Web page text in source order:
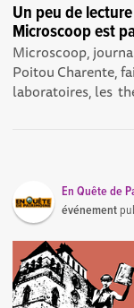
Un peu de
Microscoop est
Microscoop,
Poitou Charente,
laboratoires, les
En Quête de
événement